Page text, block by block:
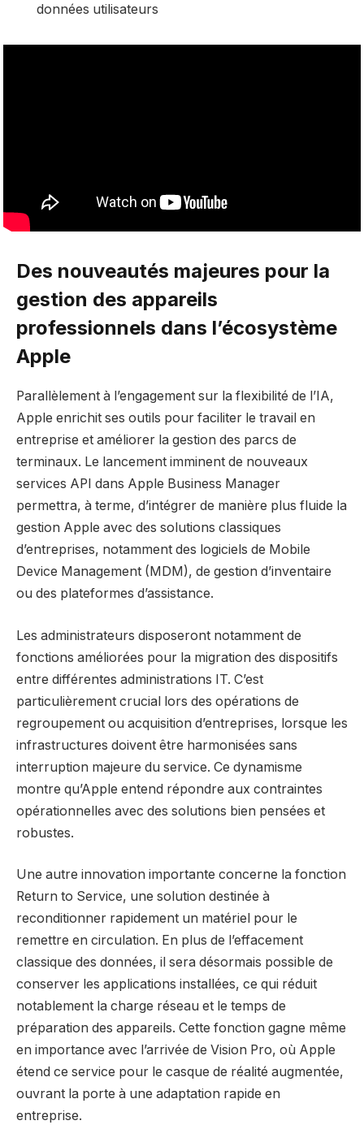
données utilisateurs
Des nouveautés majeures pour la
gestion des appareils
professionnels dans l’écosystème
Apple
Parallèlement à l’engagement sur la flexibilité de l’IA,
Apple enrichit ses outils pour faciliter le travail en
entreprise et améliorer la gestion des parcs de
terminaux. Le lancement imminent de nouveaux
services API dans Apple Business Manager
permettra, à terme, d’intégrer de manière plus fluide la
gestion Apple avec des solutions classiques
d’entreprises, notamment des logiciels de Mobile
Device Management (MDM), de gestion d’inventaire
ou des plateformes d’assistance.
Les administrateurs disposeront notamment de
fonctions améliorées pour la migration des dispositifs
entre différentes administrations IT. C’est
particulièrement crucial lors des opérations de
regroupement ou acquisition d’entreprises, lorsque les
infrastructures doivent être harmonisées sans
interruption majeure du service. Ce dynamisme
montre qu’Apple entend répondre aux contraintes
opérationnelles avec des solutions bien pensées et
robustes.
Une autre innovation importante concerne la fonction
Return to Service, une solution destinée à
reconditionner rapidement un matériel pour le
remettre en circulation. En plus de l’effacement
classique des données, il sera désormais possible de
conserver les applications installées, ce qui réduit
notablement la charge réseau et le temps de
préparation des appareils. Cette fonction gagne même
en importance avec l’arrivée de Vision Pro, où Apple
étend ce service pour le casque de réalité augmentée,
ouvrant la porte à une adaptation rapide en
entreprise.